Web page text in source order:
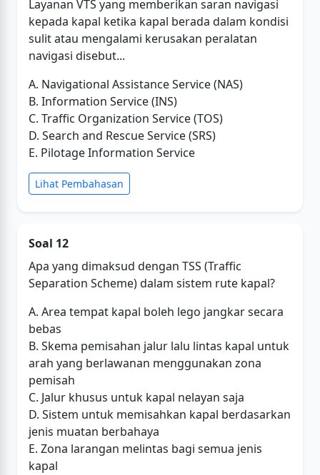
Layanan VTS yang memberikan saran navigasi
kepada kapal ketika kapal berada dalam kondisi
sulit atau mengalami kerusakan peralatan
navigasi disebut...
A. Navigational Assistance Service (NAS)
B. Information Service (INS)
C. Traffic Organization Service (TOS)
D. Search and Rescue Service (SRS)
E. Pilotage Information Service
Lihat Pembahasan
Soal 12
Apa yang dimaksud dengan TSS (Traffic
Separation Scheme) dalam sistem rute kapal?
A. Area tempat kapal boleh lego jangkar secara
bebas
B. Skema pemisahan jalur lalu lintas kapal untuk
arah yang berlawanan menggunakan zona
pemisah
C. Jalur khusus untuk kapal nelayan saja
D. Sistem untuk memisahkan kapal berdasarkan
jenis muatan berbahaya
E. Zona larangan melintas bagi semua jenis
kapal